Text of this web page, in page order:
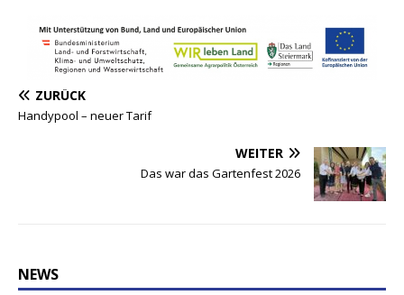
ZURÜCK
Handypool – neuer Tarif
WEITER
Das war das Gartenfest 2026
NEWS